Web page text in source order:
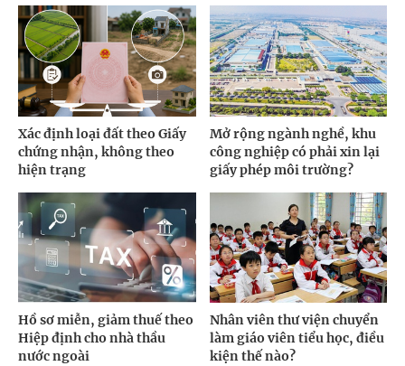
Xác định loại đất theo Giấy
chứng nhận, không theo
hiện trạng
Mở rộng ngành nghề, khu
công nghiệp có phải xin lại
giấy phép môi trường?
Hồ sơ miễn, giảm thuế theo
Hiệp định cho nhà thầu
nước ngoài
Nhân viên thư viện chuyển
làm giáo viên tiểu học, điều
kiện thế nào?